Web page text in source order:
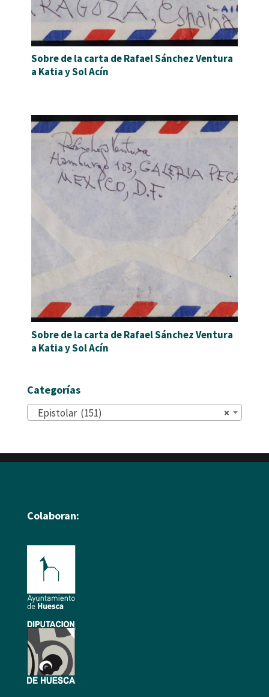
Sobre de la carta de Rafael Sánchez Ventura
a Katia y Sol Acín
Sobre de la carta de Rafael Sánchez Ventura
a Katia y Sol Acín
Categorías
×
Epistolar (151)
Colaboran: